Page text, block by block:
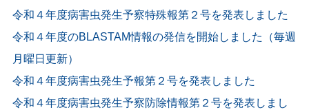
令和４年度病害虫発生予察特殊報第２号を発表しました
令和４年度のBLASTAM情報の発信を開始しました（毎週
月曜日更新）
令和４年度病害虫発生予報第２号を発表しました
令和４年度病害虫発生予察防除情報第２号を発表しまし